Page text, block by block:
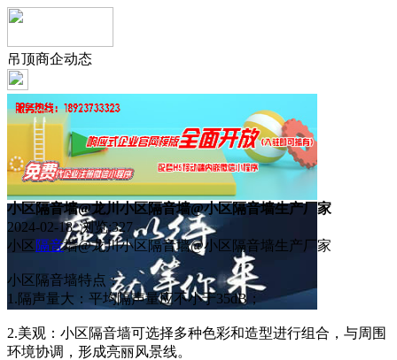
吊顶商企动态
小区隔音墙@龙川小区隔音墙@小区隔音墙生产厂家
2024-02-18 浏览:327
小区 隔音墙@龙川小区隔音墙@小区隔音墙生产厂家
小区隔音墙特点：
1.隔声量大：平均隔声量应不小于35dB；
2.美观：小区隔音墙可选择多种色彩和造型进行组合，与周围
环境协调，形成亮丽风景线。